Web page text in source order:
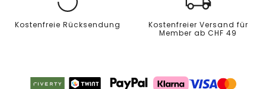
Kostenfreie Rücksendung
Kostenfreier Versand für
Member ab CHF 49